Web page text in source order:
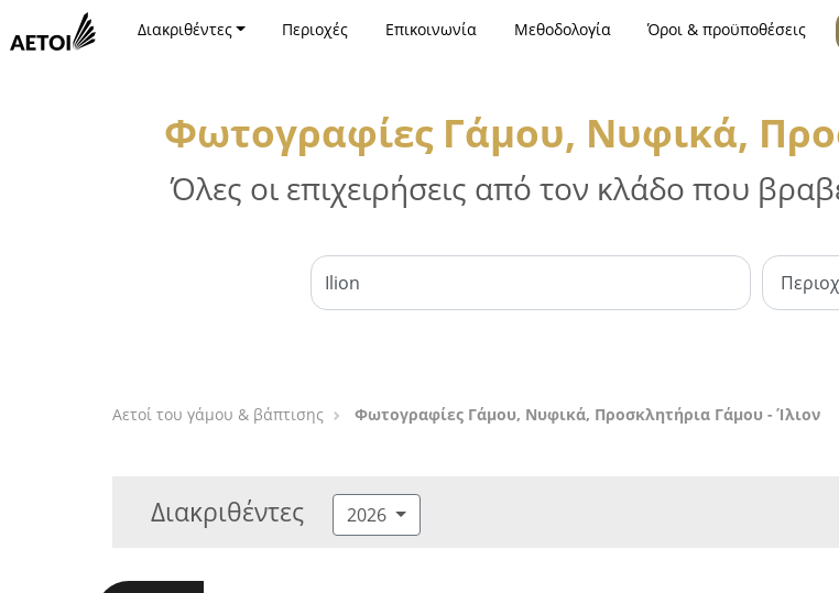
Διακριθέντες Περιοχές Επικοινωνία Μεθοδολογία Όροι & προϋποθέσεις
Φωτογραφίες Γάμου, Νυφικά,
Όλες οι επιχειρήσεις από τον κλάδο που
Αετοί του γάμου & βάπτισης Φωτογραφίες Γάμου, Νυφικά, Προσκλητήρια Γάμου - Ίλιον
Διακριθέντες 2026